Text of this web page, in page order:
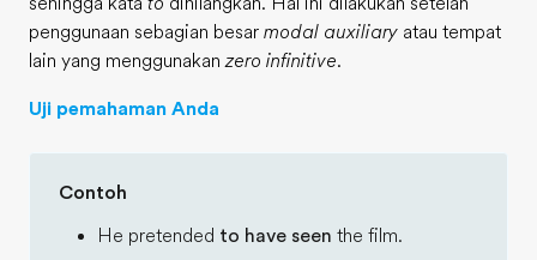
Bergabung dengan tim kami
penggunaan sebagian besar modal auxiliary atau tempat
lain yang menggunakanzero infinitive.
Uji pemahaman Anda
Contoh
He pretended to have seen the film.